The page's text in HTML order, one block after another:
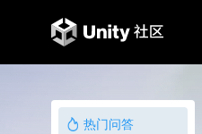
热门问答